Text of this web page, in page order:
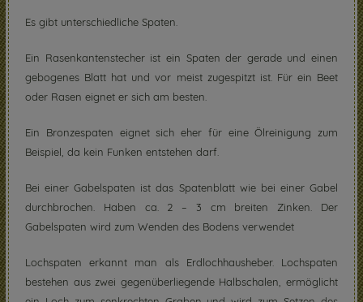
Es gibt unterschiedliche Spaten.
Ein Rasenkantenstecher ist ein Spaten der gerade und einen
gebogenes Blatt hat und vor meist zugespitzt ist. Für ein Beet
oder Rasen eignet er sich am besten.
Ein Bronzespaten eignet sich eher für eine Ölreinigung zum
Beispiel, da kein Funken entstehen darf.
Bei einer Gabelspaten ist das Spatenblatt wie bei einer Gabel
durchbrochen. Haben ca. 2 – 3 cm breiten Zinken. Der
Gabelspaten wird zum Wenden des Bodens verwendet
Lochspaten erkannt man als Erdlochhausheber. Lochspaten
bestehen aus zwei gegenüberliegende Halbschalen, ermöglicht